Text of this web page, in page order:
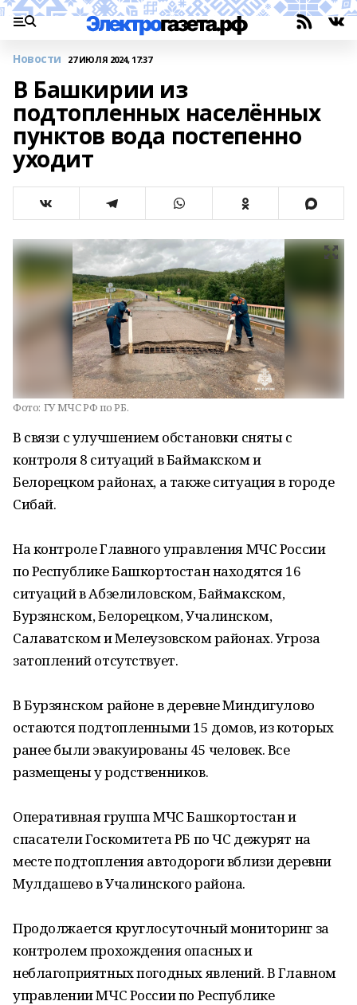
Новости 27 ИЮЛЯ 2024, 17:37
В Башкирии из
подтопленных населённых
пунктов вода постепенно
уходит
Фото: ГУ МЧС РФ по РБ.
В связи с улучшением обстановки сняты с
контроля 8 ситуаций в Баймакском и
Белорецком районах, а также ситуация в городе
Сибай.
На контроле Главного управления МЧС России
по Республике Башкортостан находятся 16
ситуаций в Абзелиловском, Баймакском,
Бурзянском, Белорецком, Учалинском,
Салаватском и Мелеузовском районах. Угроза
затоплений отсутствует.
В Бурзянском районе в деревне Миндигулово
остаются подтопленными 15 домов, из которых
ранее были эвакуированы 45 человек. Все
размещены у родственников.
Оперативная группа МЧС Башкортостан и
спасатели Госкомитета РБ по ЧС дежурят на
месте подтопления автодороги вблизи деревни
Мулдашево в Учалинского района.
Продолжается круглосуточный мониторинг за
контролем прохождения опасных и
неблагоприятных погодных явлений. В Главном
управлении МЧС России по Республике